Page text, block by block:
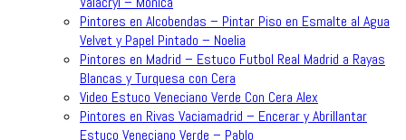
Pintores en Alcobendas – Pintar Piso en Esmalte al Agua
Velvet y Papel Pintado – Noelia
Pintores en Madrid – Estuco Futbol Real Madrid a Rayas
Blancas y Turquesa con Cera
Video Estuco Veneciano Verde Con Cera Alex
Pintores en Rivas Vaciamadrid – Encerar y Abrillantar
Estuco Veneciano Verde – Pablo